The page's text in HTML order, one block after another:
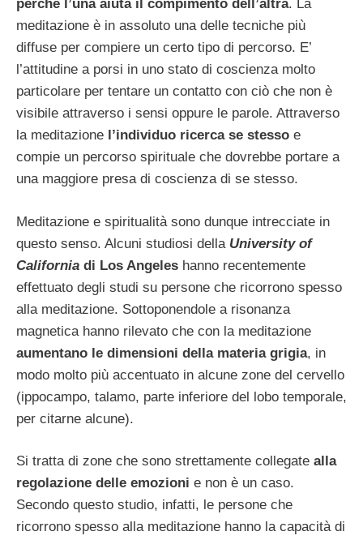
perché l’una aiuta il compimento dell’altra. La
meditazione è in assoluto una delle tecniche più
diffuse per compiere un certo tipo di percorso. E’
l’attitudine a porsi in uno stato di coscienza molto
particolare per tentare un contatto con ciò che non è
visibile attraverso i sensi oppure le parole. Attraverso
la meditazione l’individuo ricerca se stesso e
compie un percorso spirituale che dovrebbe portare a
una maggiore presa di coscienza di se stesso.
Meditazione e spiritualità sono dunque intrecciate in
questo senso. Alcuni studiosi della University of
California di Los Angeles hanno recentemente
effettuato degli studi su persone che ricorrono spesso
alla meditazione. Sottoponendole a risonanza
magnetica hanno rilevato che con la meditazione
aumentano le dimensioni della materia grigia, in
modo molto più accentuato in alcune zone del cervello
(ippocampo, talamo, parte inferiore del lobo temporale,
per citarne alcune).
Si tratta di zone che sono strettamente collegate alla
regolazione delle emozioni e non è un caso.
Secondo questo studio, infatti, le persone che
ricorrono spesso alla meditazione hanno la capacità di